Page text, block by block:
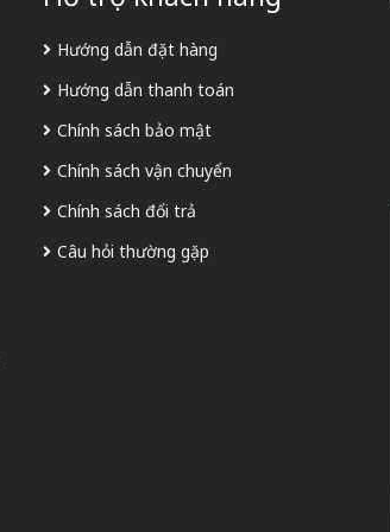
Hướng dẫn đặt hàng
Hướng dẫn thanh toán
Chính sách bảo mật
Chính sách vận chuyển
Chính sách đổi trả
Câu hỏi thường gặp